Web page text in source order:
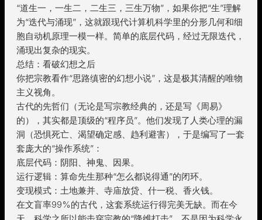
“道生一，一生二，二生三，三生万物”，如果你把“生”理解
为“迭代与涌现”，这就跟现代计算机科学里的分形几何和细
胞自动机原理一模一样。简单的底层代码，经过无限迭代，
涌现出复杂的现实。
总结：看破幻想之后
你把宗教看作“思路缜密的幻想小说”，这是极其清醒的唯物
主义视角。
古代的先哲们（无论是写宗教经典的，还是写《周易》
的），其实都是顶级的“程序员”。他们发现了人类心理的漏
洞（恐惧死亡、渴望确定感、趋利避害），于是编写了一套
套庞大的“操作系统”：
底层代码：阴阳、神鬼、因果。
运行逻辑：算命先生那种“怎么都说得通”的闭环。
变现模式：土地兼并、寺庙放贷、什一税、香火钱。
在文盲率99%的古代，这套系统运行得完美无缺。而在今